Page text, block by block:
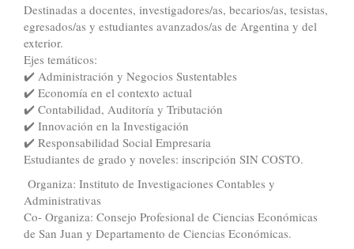
Destinadas a docentes, investigadores/as, becarios/as, tesistas,
egresados/as y estudiantes avanzados/as de Argentina y del
exterior.
Ejes temáticos:
✔️ Administración y Negocios Sustentables
✔️ Economía en el contexto actual
✔️ Contabilidad, Auditoría y Tributación
✔️ Innovación en la Investigación
✔️ Responsabilidad Social Empresaria
Estudiantes de grado y noveles: inscripción SIN COSTO.
Organiza: Instituto de Investigaciones Contables y
Administrativas
Co- Organiza: Consejo Profesional de Ciencias Económicas
de San Juan y Departamento de Ciencias Económicas.